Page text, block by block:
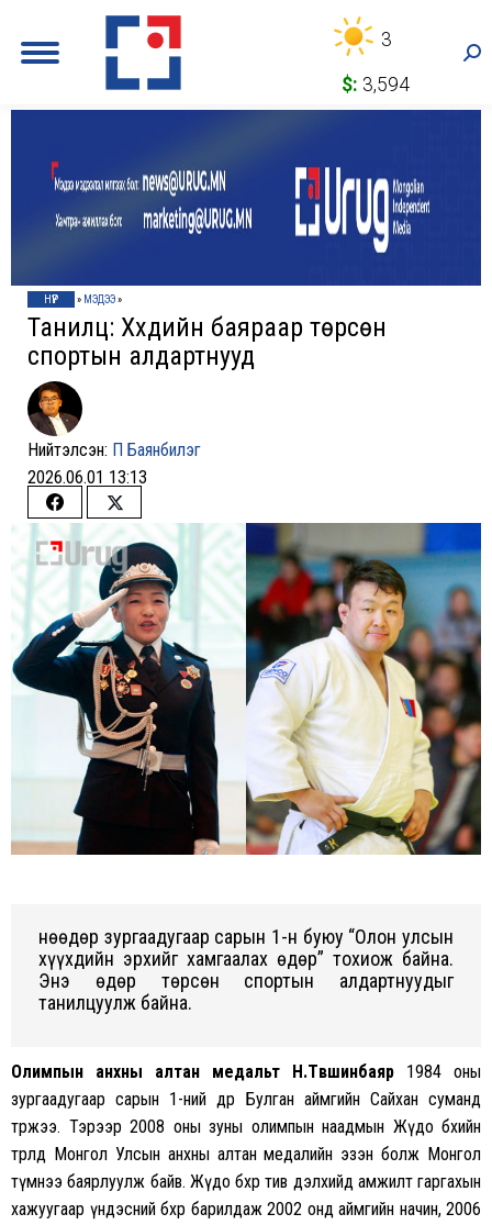
3
$: 3,594
НҮҮР » МЭДЭЭ»
Танилц: Хүүхдийн баяраар төрсөн
спортын алдартнууд
Нийтэлсэн: П Баянбилэг
2026.06.01 13:13
Share
on
Facebook
Share
on
Twitter
Өнөөдөр зургаадугаар сарын 1-н буюу “Олон улсын
хүүхдийн эрхийг хамгаалах өдөр” тохиож байна.
Энэ өдөр төрсөн спортын алдартнуудыг
танилцуулж байна.
Олимпын анхны алтан медальт Н.Түвшинбаяр 1984 оны
зургаадугаар сарын 1-ний өдөр Булган аймгийн Сайхан суманд
төржээ. Тэрээр 2008 оны зуны олимпын наадмын Жүдо бөхийн
төрөлд Монгол Улсын анхны алтан медалийн эзэн болж Монгол
түмнээ баярлуулж байв. Жүдо бөхөөр тив дэлхийд амжилт гаргахын
хажуугаар үндэсний бөхөөр барилдаж 2002 онд аймгийн начин, 2006